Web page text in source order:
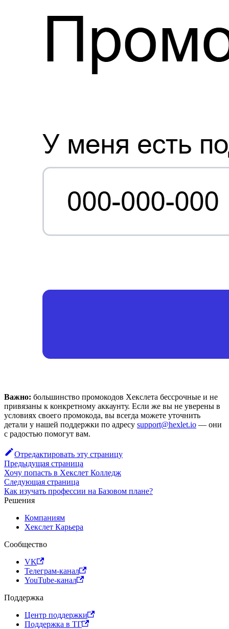
Важно: большинство промокодов Хекслета бессрочные и не
привязаны к конкретному аккаунту. Если же вы не уверены в
условиях своего промокода, вы всегда можете уточнить
детали у нашей поддержки по адресу support@hexlet.io — они
с радостью помогут вам.
Отредактировать эту страницу
Предыдущая страница
Хочу попасть в Хекслет Колледж
Следующая страница
Как изучать профессии на Базовом плане?
Решения
Компаниям
Хекслет Карьера
Сообщество
VK
Телеграм-канал
YouTube-канал
Поддержка
Центр поддержки
Поддержка в ТГ